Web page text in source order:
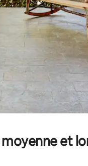
et